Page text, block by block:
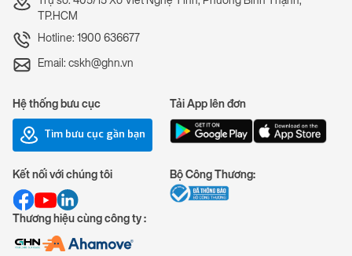
TP.HCM
Hotline: 1900 636677
Email: cskh@ghn.vn
Hệ thống bưu cục
Tìm bưu cục gần bạn
Tải App lên đơn
Kết nối với chúng tôi
Thương hiệu cùng công ty :
Bộ Công Thương: